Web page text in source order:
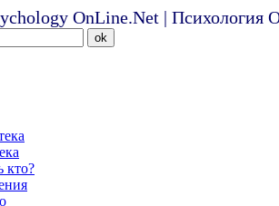
OnLine.Net | Психология
ok
кто?